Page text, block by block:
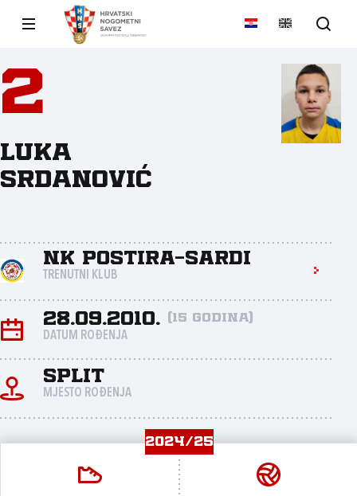
2
Luka
Srdanović
NK Postira-Sardi
TRENUTNI KLUB
28.09.2010. (15 godina)
DATUM ROĐENJA
Split
MJESTO ROĐENJA
2024/25